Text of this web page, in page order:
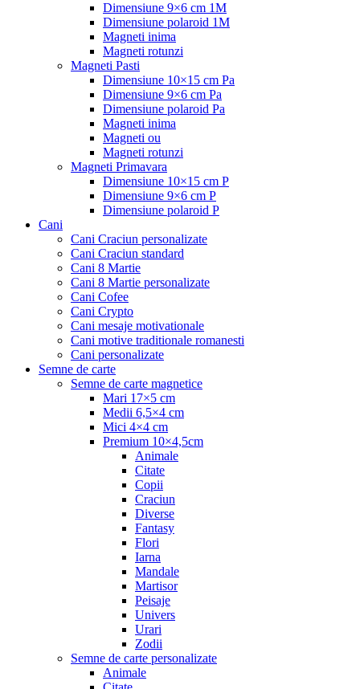
Dimensiune 9×6 cm 1M
Dimensiune polaroid 1M
Magneti inima
Magneti rotunzi
Magneti Pasti
Dimensiune 10×15 cm Pa
Dimensiune 9×6 cm Pa
Dimensiune polaroid Pa
Magneti inima
Magneti ou
Magneti rotunzi
Magneti Primavara
Dimensiune 10×15 cm P
Dimensiune 9×6 cm P
Dimensiune polaroid P
Cani
Cani Craciun personalizate
Cani Craciun standard
Cani 8 Martie
Cani 8 Martie personalizate
Cani Cofee
Cani Crypto
Cani mesaje motivationale
Cani motive traditionale romanesti
Cani personalizate
Semne de carte
Semne de carte magnetice
Mari 17×5 cm
Medii 6,5×4 cm
Mici 4×4 cm
Premium 10×4,5cm
Animale
Citate
Copii
Craciun
Diverse
Fantasy
Flori
Iarna
Mandale
Martisor
Peisaje
Univers
Urari
Zodii
Semne de carte personalizate
Animale